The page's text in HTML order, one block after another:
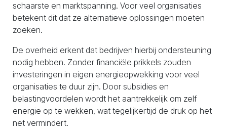
schaarste en marktspanning. Voor veel organisaties
betekent dit dat ze alternatieve oplossingen moeten
zoeken.
De overheid erkent dat bedrijven hierbij ondersteuning
nodig hebben. Zonder financiële prikkels zouden
investeringen in eigen energieopwekking voor veel
organisaties te duur zijn. Door subsidies en
belastingvoordelen wordt het aantrekkelijk om zelf
energie op te wekken, wat tegelijkertijd de druk op het
net vermindert.